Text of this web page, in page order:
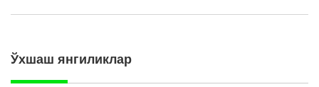
Ўхшаш янгиликлар